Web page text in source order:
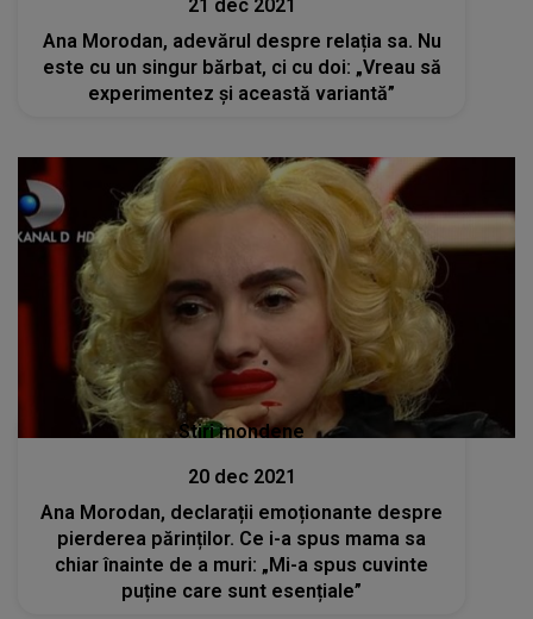
21 dec 2021
Ana Morodan, adevărul despre relația sa. Nu
este cu un singur bărbat, ci cu doi: „Vreau să
experimentez și această variantă”
Stiri mondene
20 dec 2021
Ana Morodan, declarații emoționante despre
pierderea părinților. Ce i-a spus mama sa
chiar înainte de a muri: „Mi-a spus cuvinte
puține care sunt esențiale”